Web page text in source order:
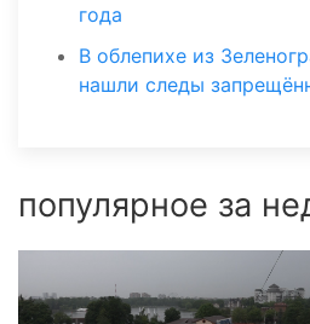
года
В облепихе из
нашли следы
популярное за